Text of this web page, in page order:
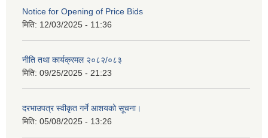
Notice for Opening of Price Bids
मिति: 12/03/2025 - 11:36
नीति तथा कार्यक्रमल २०८२/०८३
मिति: 09/25/2025 - 21:23
दरभाउपत्र स्वीकृत गर्ने आशयको सूचना।
मिति: 05/08/2025 - 13:26